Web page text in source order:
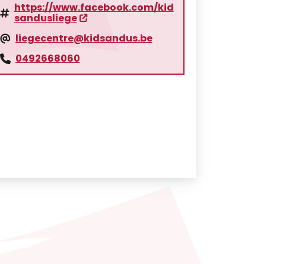
https://www.facebook.com/kid
sandusliege
liegecentre@kidsandus.be
0492668060